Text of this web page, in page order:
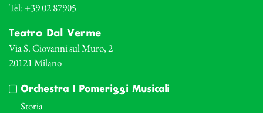
Tel: +39 02 87905
Teatro Dal Verme
Via S. Giovanni sul Muro, 2
20121 Milano
Orchestra I Pomeriggi Musicali
Storia